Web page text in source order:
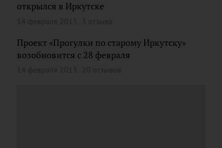
открылся в Иркутске
Проект «Прогулки по старому Иркутску»
возобновится с 28 февраля